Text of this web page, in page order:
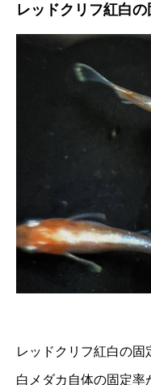
レッドクリフ紅白の
レッドクリフ紅白の
白メダカ自体の固定率